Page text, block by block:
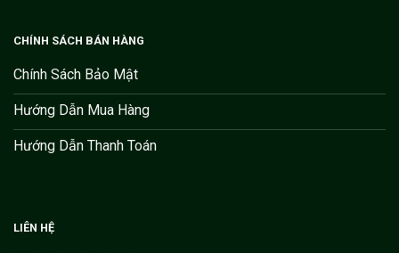
CHÍNH SÁCH BÁN HÀNG
Chính Sách Bảo Mật
Hướng Dẫn Mua Hàng
Hướng Dẫn Thanh Toán
LIÊN HỆ